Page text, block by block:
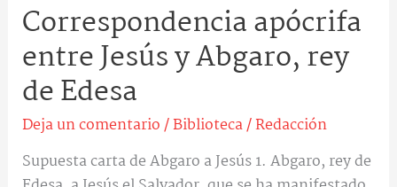
Correspondencia apócrifa
entre Jesús y Abgaro, rey
de Edesa
Deja un comentario/Biblioteca/Redacción
Supuesta carta de Abgaro a Jesús 1. Abgaro, rey de